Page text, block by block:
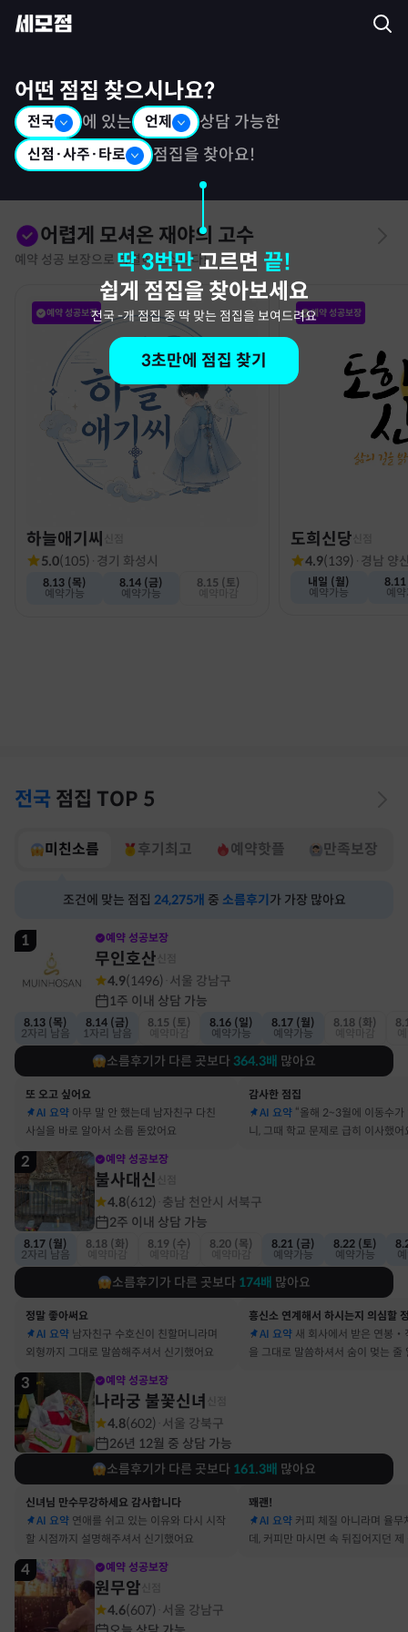
어떤 점집 찾으시나요?
전국 에 있는 언제 상담 가능한
신점·사주·타로 점집을 찾아요!
딱 3번만 고르면 끝!
쉽게 점집을 찾아보세요
전국-개 점집 중 딱 맞는 점집을 보여드려요
3초만에 점집 찾기
어렵게 모셔온 재야의 고수
예약 성공 보장으로 특별히 모십니다!
예약 성공보장
하늘애기씨
5.0(105) · 경기 화성시
8.13 (목)
예약가능
8.14 (금)
예약가능
8.15 (토)
예약 성공보장
도희신당
4.9(139) · 경남 양
내일 (월)
예약가능
예
전국 점집 TOP 5
미친소름 후기최고 예약핫플 만족보장
조건에 맞는 점집 24,275개 중 소름후기 가 가장 많아요
1 예약 성공보장
무인호산
4.9(1496) 서울 강남구
1주 이내 상담 가능
8.13 (목)
2자리 남음
8.14 (금)
1자리 남음
8.15 (토)
8.16 (일)
예약가능
8.17 (월)
예약가능
8.18 (화)
소름후기가 다른 곳보다 364.3배 많아요
또 오고 싶어요
AI 요약 아무 말 안 했는데 남자친구 다친
사실을 바로 알아서 소름 돋았어요
감사한 점집
AI 요약 “올해 2~3월에 이동수가
니, 그때 학교 문제로 급히 이사했어
2 예약 성공보장
불사대신
4.8(612) 충남 천안시 서북구
2주 이내 상담 가능
8.17 (월)
2자리 남음
8.18 (화)
8.19 (수)
8.20 (목)
8.21 (금)
예약가능
8.22 (토)
예약가능
소름후기가 다른 곳보다 174배 많아요
정말 좋아써요
AI 요약 남자친구 수호신이 친할머니라며
외형까지 그대로 말씀해주셔서 신기했어요
AI 요약 새 회사에서 받은 연봉‧
을 그대로 말씀하셔서 숨이 멎는 줄
3 예약 성공보장
나라궁 불꽃신녀
4.8(602) 서울 강북구
26년 12월 중 상담 가능
소름후기가 다른 곳보다 161.3배 많아요
신녀님 만수무강하세요 감사합니다
AI 요약 연애를 쉬고 있는 이유와 다시 시작
할 시점까지 설명해주셔서 신기했어요
꽤괜!
AI 요약 커피 체질 아니라며 율무
데, 커피만 마시면 속 뒤집어지던 제
4 예약 성공보장
원무암
4.6(607) 서울 강남구